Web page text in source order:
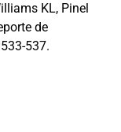
KL, Pinel
de
537.